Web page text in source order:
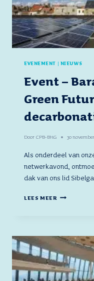
EVENEMENT NIEUWS
Event –
Green
Door CPB-BHG 30
Als onderdeel van
netwerkavond,
dak van ons lid
LEES MEEREVENT
GREEN
FUTURE:
STRATEGIES
FOR